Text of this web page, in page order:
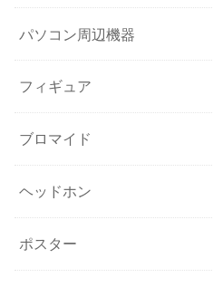
パソコン周辺機器
フィギュア
ブロマイド
ヘッドホン
ポスター